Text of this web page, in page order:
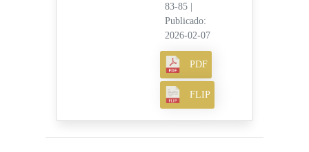
83-85
Publicado:
2026-02-07
PDF
FLIP